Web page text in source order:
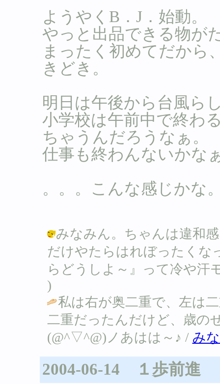
ようやくB．J．始動。
やっと出品できる物が
まったく初めてだから
きどき。
明日は午後から台風ら
小学校は午前中で終わ
ちゃうんだろうなぁ。
仕事も終わんないかな
。。。こんな感じかな
みなみん。ちゃんは違和
だけやたらはれぼったくな
らどうしよ～』って冷や汗
)
私は右が奥二重で、左は
二重だったんだけど、歳の
(@^▽^@)ノあはは～♪ / み
2004-06-14 １歩前進